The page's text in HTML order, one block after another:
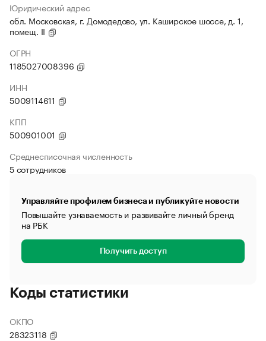
Юридический адрес
обл. Московская, г. Домодедово, ул. Каширское шоссе, д. 1,
помещ. II
ОГРН
1185027008396
ИНН
5009114611
КПП
500901001
Среднесписочная численность
5 сотрудников
Управляйте профилем бизнеса и публикуйте новости
Повышайте узнаваемость и развивайте личный бренд
на РБК
Получить доступ
Коды статистики
ОКПО
28323118